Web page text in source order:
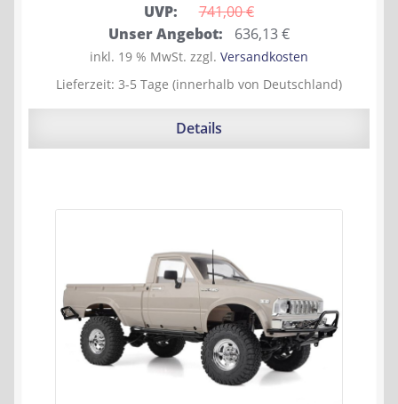
UVP: 741,00 €
Ursprünglicher
Preis
war:
Unser Angebot: 636,13€Aktueller
Preis
ist:
inkl. 19 % MwSt. zzgl. Versandkosten
Lieferzeit: 3-5 Tage (innerhalb von Deutschland)
Details